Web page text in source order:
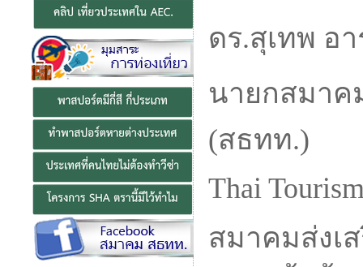
ดร.สุเทพ อ
นายกสมาค
(สธทท.)
Thai
สมาคมส่งเ